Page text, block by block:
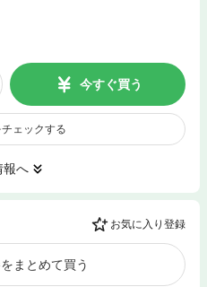
今すぐ買う
ェックする
報へ
お気に入り登録
まとめて買う